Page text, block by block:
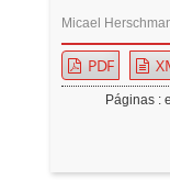
Micael
PDF
Páginas :